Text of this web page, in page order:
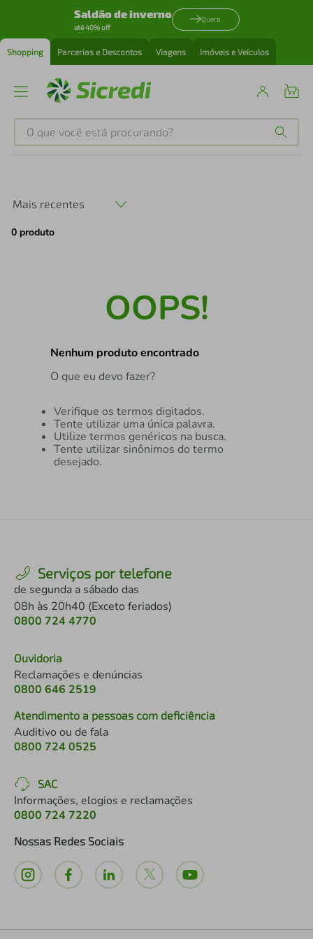
Saldão de inverno
até 40% off
Quero
Shopping Parcerias e Descontos Viagens Imóveis e Veículos
O que você está procurando?
Mais recentes
0 produto
OOPS!
Nenhum produto encontrado
O que eu devo fazer?
Verifique os termos digitados.
Tente utilizar uma única palavra.
Utilize termos genéricos na busca.
Tente utilizar sinônimos do termo
desejado.
Serviços por telefone
de segunda a sábado das
08h às 20h40 (Exceto feriados)
0800 724 4770
Ouvidoria
Reclamações e denúncias
0800 646 2519
Atendimento a pessoas com deficiência
Auditivo ou de fala
0800 724 0525
SAC
Informações, elogios e reclamações
0800 724 7220
Nossas Redes Sociais
2º
iphone